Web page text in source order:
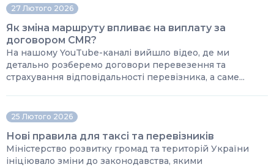
27 Лютого 2026
Як зміна маршруту впливає на виплату за
договором CMR?
На нашому YouTube-каналі вийшло відео, де ми
детально розберемо договори перевезення та
страхування відповідальності перевізника, а саме...
25 Лютого 2026
Нові правила для таксі та перевізників
Міністерство розвитку громад та територій України
ініціювало зміни до законодавства, якими